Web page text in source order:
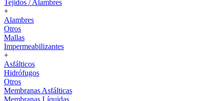
Tejidos / Alambres
+
Alambres
Otros
Mallas
Impermeabilizantes
+
Asfálticos
Hidrófugos
Otros
Membranas Asfálticas
Membranas Líquidas